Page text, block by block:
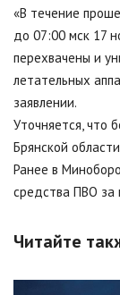
«В течение
до 07:00 мск 17
перехвачены и
летательных
заявлении.
Уточняется, что
Брянской
Ранее в
средства ПВО за
Читайте